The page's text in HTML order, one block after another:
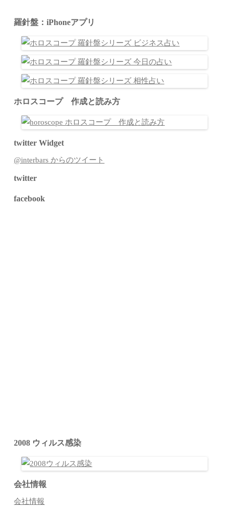
羅針盤：iPhoneアプリ
ホロスコープ 作成と読み方
twitter Widget
@interbars からのツイート
twitter
facebook
2008 ウィルス感染
会社情報
会社情報